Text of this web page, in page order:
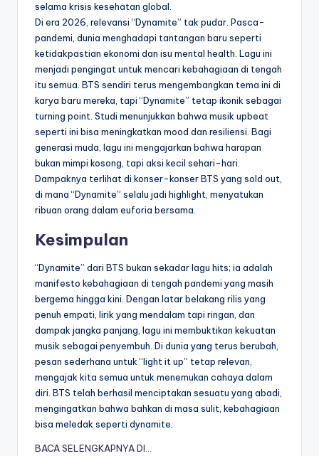
selama krisis kesehatan global.
Di era 2026, relevansi “Dynamite” tak pudar. Pasca-
pandemi, dunia menghadapi tantangan baru seperti
ketidakpastian ekonomi dan isu mental health. Lagu ini
menjadi pengingat untuk mencari kebahagiaan di tengah
itu semua. BTS sendiri terus mengembangkan tema ini di
karya baru mereka, tapi “Dynamite” tetap ikonik sebagai
turning point. Studi menunjukkan bahwa musik upbeat
seperti ini bisa meningkatkan mood dan resiliensi. Bagi
generasi muda, lagu ini mengajarkan bahwa harapan
bukan mimpi kosong, tapi aksi kecil sehari-hari.
Dampaknya terlihat di konser-konser BTS yang sold out,
di mana “Dynamite” selalu jadi highlight, menyatukan
ribuan orang dalam euforia bersama.
Kesimpulan
“Dynamite” dari BTS bukan sekadar lagu hits; ia adalah
manifesto kebahagiaan di tengah pandemi yang masih
bergema hingga kini. Dengan latar belakang rilis yang
penuh empati, lirik yang mendalam tapi ringan, dan
dampak jangka panjang, lagu ini membuktikan kekuatan
musik sebagai penyembuh. Di dunia yang terus berubah,
pesan sederhana untuk “light it up” tetap relevan,
mengajak kita semua untuk menemukan cahaya dalam
diri. BTS telah berhasil menciptakan sesuatu yang abadi,
mengingatkan bahwa bahkan di masa sulit, kebahagiaan
bisa meledak seperti dynamite.
BACA SELENGKAPNYA DI…